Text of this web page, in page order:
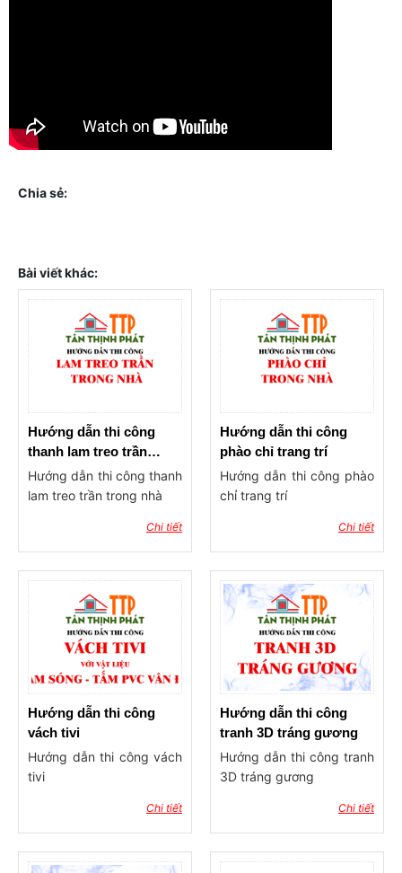
Chia sẻ:
Bài viết khác:
Hướng dẫn thi công
thanh lam treo trần
trong nhà
Hướng dẫn thi công thanh
lam treo trần trong nhà
Chi tiết
Hướng dẫn thi công
phào chỉ trang trí
Hướng dẫn thi công phào
chỉ trang trí
Chi tiết
Hướng dẫn thi công
vách tivi
Hướng dẫn thi công vách
tivi
Chi tiết
Hướng dẫn thi công
tranh 3D tráng gương
Hướng dẫn thi công tranh
3D tráng gương
Chi tiết